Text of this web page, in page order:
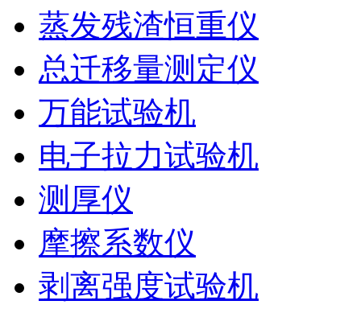
蒸发残渣恒重仪
总迁移量测定仪
万能试验机
电子拉力试验机
测厚仪
摩擦系数仪
剥离强度试验机